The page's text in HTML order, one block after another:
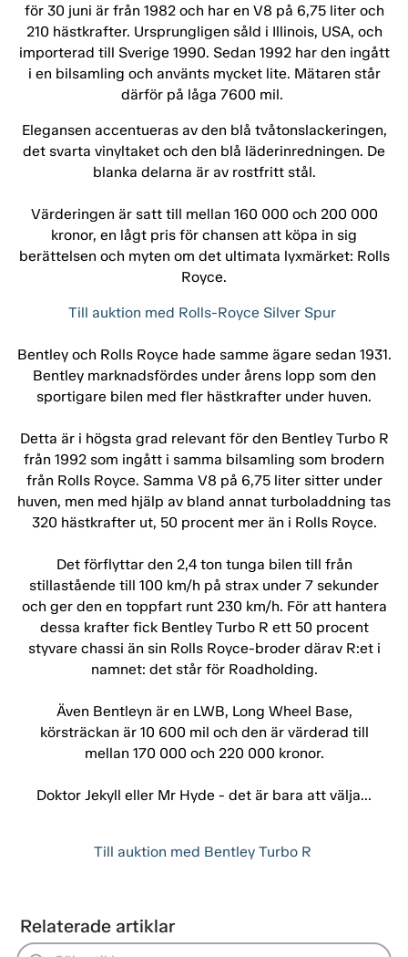
för 30 juni är från 1982 och har en V8 på 6,75 liter och
210 hästkrafter. Ursprungligen såld i Illinois, USA, och
importerad till Sverige 1990. Sedan 1992 har den ingått
i en bilsamling och använts mycket lite. Mätaren står
därför på låga 7600 mil.
Elegansen accentueras av den blå tvåtonslackeringen,
det svarta vinyltaket och den blå läderinredningen. De
blanka delarna är av rostfritt stål.
Värderingen är satt till mellan 160 000 och 200 000
kronor, en lågt pris för chansen att köpa in sig
berättelsen och myten om det ultimata lyxmärket: Rolls
Royce.
Till auktion med Rolls-Royce Silver Spur
Bentley och Rolls Royce hade samme ägare sedan 1931.
Bentley marknadsfördes under årens lopp som den
sportigare bilen med fler hästkrafter under huven.
Detta är i högsta grad relevant för den Bentley Turbo R
från 1992 som ingått i samma bilsamling som brodern
från Rolls Royce. Samma V8 på 6,75 liter sitter under
huven, men med hjälp av bland annat turboladdning tas
320 hästkrafter ut, 50 procent mer än i Rolls Royce.
Det förflyttar den 2,4 ton tunga bilen till från
stillastående till 100 km/h på strax under 7 sekunder
och ger den en toppfart runt 230 km/h. För att hantera
dessa krafter fick Bentley Turbo R ett 50 procent
styvare chassi än sin Rolls Royce-broder därav R:et i
namnet: det står för Roadholding.
Även Bentleyn är en LWB, Long Wheel Base,
körsträckan är 10 600 mil och den är värderad till
mellan 170 000 och 220 000 kronor.
Doktor Jekyll eller Mr Hyde - det är bara att välja…
Till auktion med Bentley Turbo R
Relaterade artiklar